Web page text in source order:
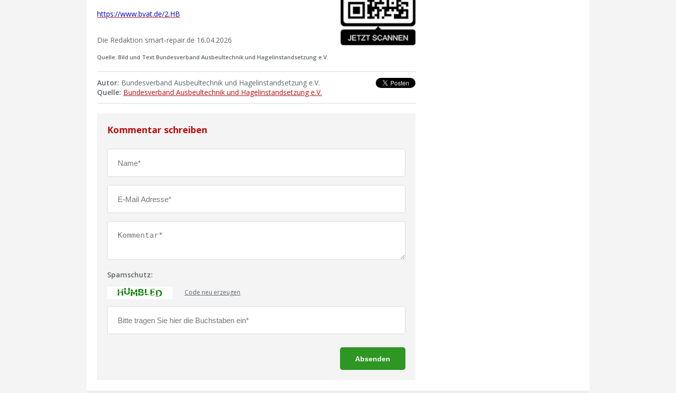
https://www.bvat.de/2.HB
Die Redaktion smart-repair.de 16.04.2026
Quelle: Bild und Text Bundesverband Ausbeultechnik und Hagelinstandsetzung e.V.
Autor: Bundesverband Ausbeultechnik und Hagelinstandsetzung e.V.
Quelle: Bundesverband Ausbeultechnik und Hagelinstandsetzung e.V.
Kommentar schreiben
Spamschutz:
Code neu erzeugen